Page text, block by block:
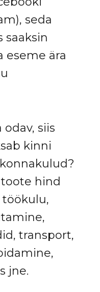
seda
saaksin
eseme ära
siis
kinni
hind
töökulu,
transport,
jne.